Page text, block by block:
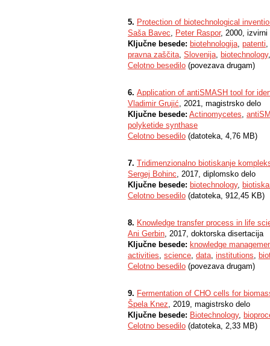
5. Protection of biotechnological
Saša Bavec, Peter Raspor, 2000, izvirni
Ključne besede: biotehnologija, patenti,
pravna zaščita, Slovenija, biotechnology
Celotno besedilo (povezava drugam)
6. Application of antiSMASH tool for
Vladimir Grujić, 2021, magistrsko delo
Ključne besede: Actinomycetes,
polyketide synthase
Celotno besedilo (datoteka, 4,76 MB)
7. Tridimenzionalno biotiskanje
Sergej Bohinc, 2017, diplomsko delo
Ključne besede: biotechnology,
Celotno besedilo (datoteka, 912,45 KB)
8. Knowledge transfer process in life
Ani Gerbin, 2017, doktorska disertacija
Ključne besede: knowledge
activities, science, data, institutions,
Celotno besedilo (povezava drugam)
9. Fermentation of CHO cells for
Špela Knez, 2019, magistrsko delo
Ključne besede: Biotechnology,
Celotno besedilo (datoteka, 2,33 MB)